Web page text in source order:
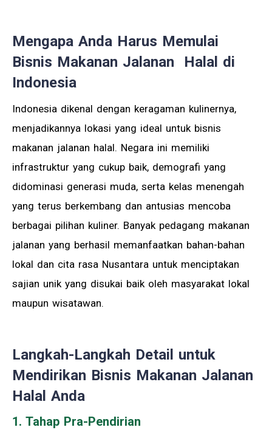
Mengapa Anda Harus Memulai
Bisnis Makanan Jalanan Halal di
Indonesia
Indonesia dikenal dengan keragaman kulinernya,
menjadikannya lokasi yang ideal untuk bisnis
makanan jalanan halal. Negara ini memiliki
infrastruktur yang cukup baik, demografi yang
didominasi generasi muda, serta kelas menengah
yang terus berkembang dan antusias mencoba
berbagai pilihan kuliner. Banyak pedagang makanan
jalanan yang berhasil memanfaatkan bahan-bahan
lokal dan cita rasa Nusantara untuk menciptakan
sajian unik yang disukai baik oleh masyarakat lokal
maupun wisatawan.
Langkah-Langkah Detail untuk
Mendirikan Bisnis Makanan Jalanan
Halal Anda
1. Tahap Pra-Pendirian